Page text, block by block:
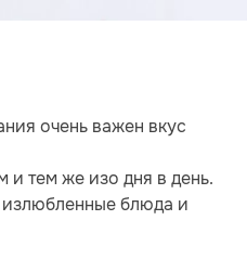
очень важен вкус
и тем же изо дня в день.
излюбленные блюда и